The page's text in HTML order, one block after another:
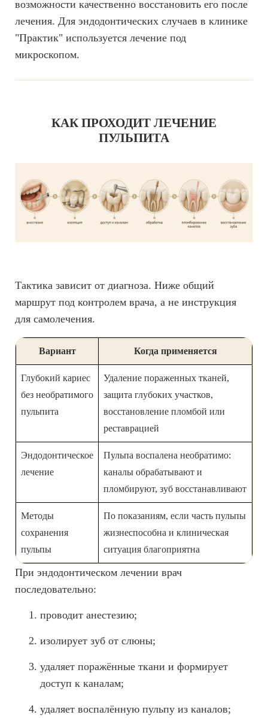
возможности качественно восстановить его после
лечения. Для эндодонтических случаев в клинике
"Практик" используется лечение под
микроскопом.
КАК ПРОХОДИТ ЛЕЧЕНИЕ
ПУЛЬПИТА
Тактика зависит от диагноза. Ниже общий
маршрут под контролем врача, а не инструкция
для самолечения.
Вариант Когда применяется
Глубокий кариес
без необратимого
пульпита
Удаление пораженных тканей,
защита глубоких участков,
восстановление пломбой или
реставрацией
Эндодонтическое
лечение
Пульпа воспалена необратимо:
каналы обрабатывают и
пломбируют, зуб восстанавливают
Методы
сохранения
пульпы
По показаниям, если часть пульпы
жизнеспособна и клиническая
ситуация благоприятна
При эндодонтическом лечении врач
последовательно:
проводит анестезию;
изолирует зуб от слюны;
удаляет поражённые ткани и формирует
доступ к каналам;
удаляет воспалённую пульпу из каналов;